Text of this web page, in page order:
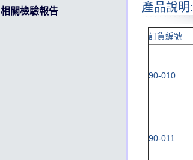
相關檢驗報告 產品說明:
訂貨編號
90-010
90-011